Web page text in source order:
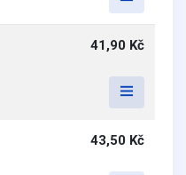
41,90 Kč
43,50 Kč